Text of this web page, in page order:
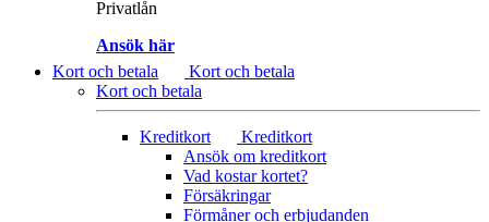
Privatlån
Ansök här
Kort och betala
Kort och betala
Kort och betala
Kreditkort
Kreditkort
Ansök om kreditkort
Vad kostar kortet?
Försäkringar
Förmåner och erbjudanden